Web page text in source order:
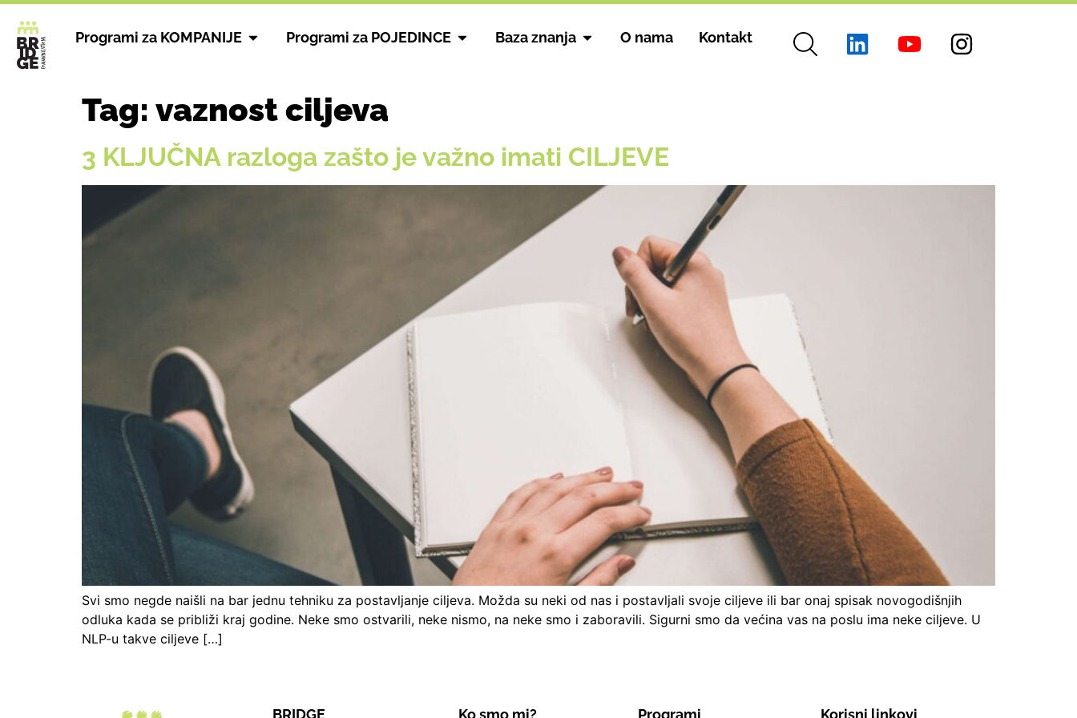
Programi za KOMPANIJE Programi za POJEDINCE Baza znanja O nama Kontakt
Tag: vaznost ciljeva
3 KLJUČNA razloga zašto je važno imati CILJEVE
Svi smo negde naišli na bar jednu tehniku za postavljanje ciljeva. Možda su neki od nas i postavljali svoje ciljeve ili bar onaj spisak novogodišnjih
odluka kada se približi kraj godine. Neke smo ostvarili, neke nismo, na neke smo i zaboravili. Sigurni smo da većina vas na poslu ima neke ciljeve. U
NLP-u takve ciljeve […]